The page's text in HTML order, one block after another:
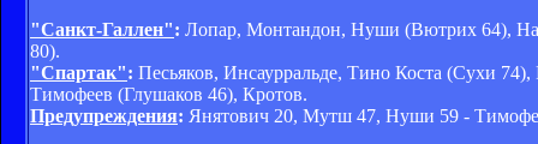
"Санкт-Галлен": Лопар, Монтандон, Нуши (Вютрих 64),
80).
"Спартак": Песьяков, Инсаурральде, Тино Коста (Сухи
Тимофеев (Глушаков 46), Кротов.
Предупреждения: Янятович 20, Мутш 47, Нуши 59 -